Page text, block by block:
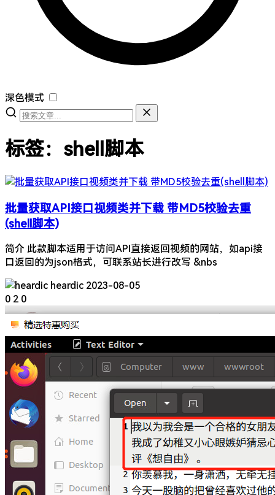
深色模式
标签：shell脚本
批量获取API接口视频类并下载 带MD5校验去重
(shell脚本)
简介 此款脚本适用于访问API直接返回视频的网站，如api接
口返回的为json格式，可联系站长进行改写 &nbs
heardic 2023-08-05
0 2 0